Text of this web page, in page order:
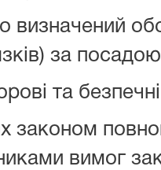
визначений
за
та
законом
вимог